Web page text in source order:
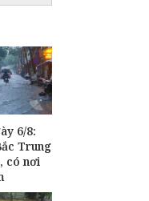
tiến
vụ
nghị
phục
6/8:
Trung
có nơi